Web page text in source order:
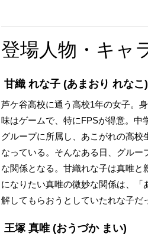
登場人物・キャ
甘織 れな子 (あまおり れなこ)
芦ケ谷高校に通う高校1年の女子。
味はゲームで、特にFPSが得意。中
グループに所属し、あこがれの高
なっている。そんなある日、グル
な関係となる。甘織れな子は真唯
になりたい真唯の微妙な関係は、
解してもらおうとしていたれな子だ
王塚 真唯 (おうづか まい)